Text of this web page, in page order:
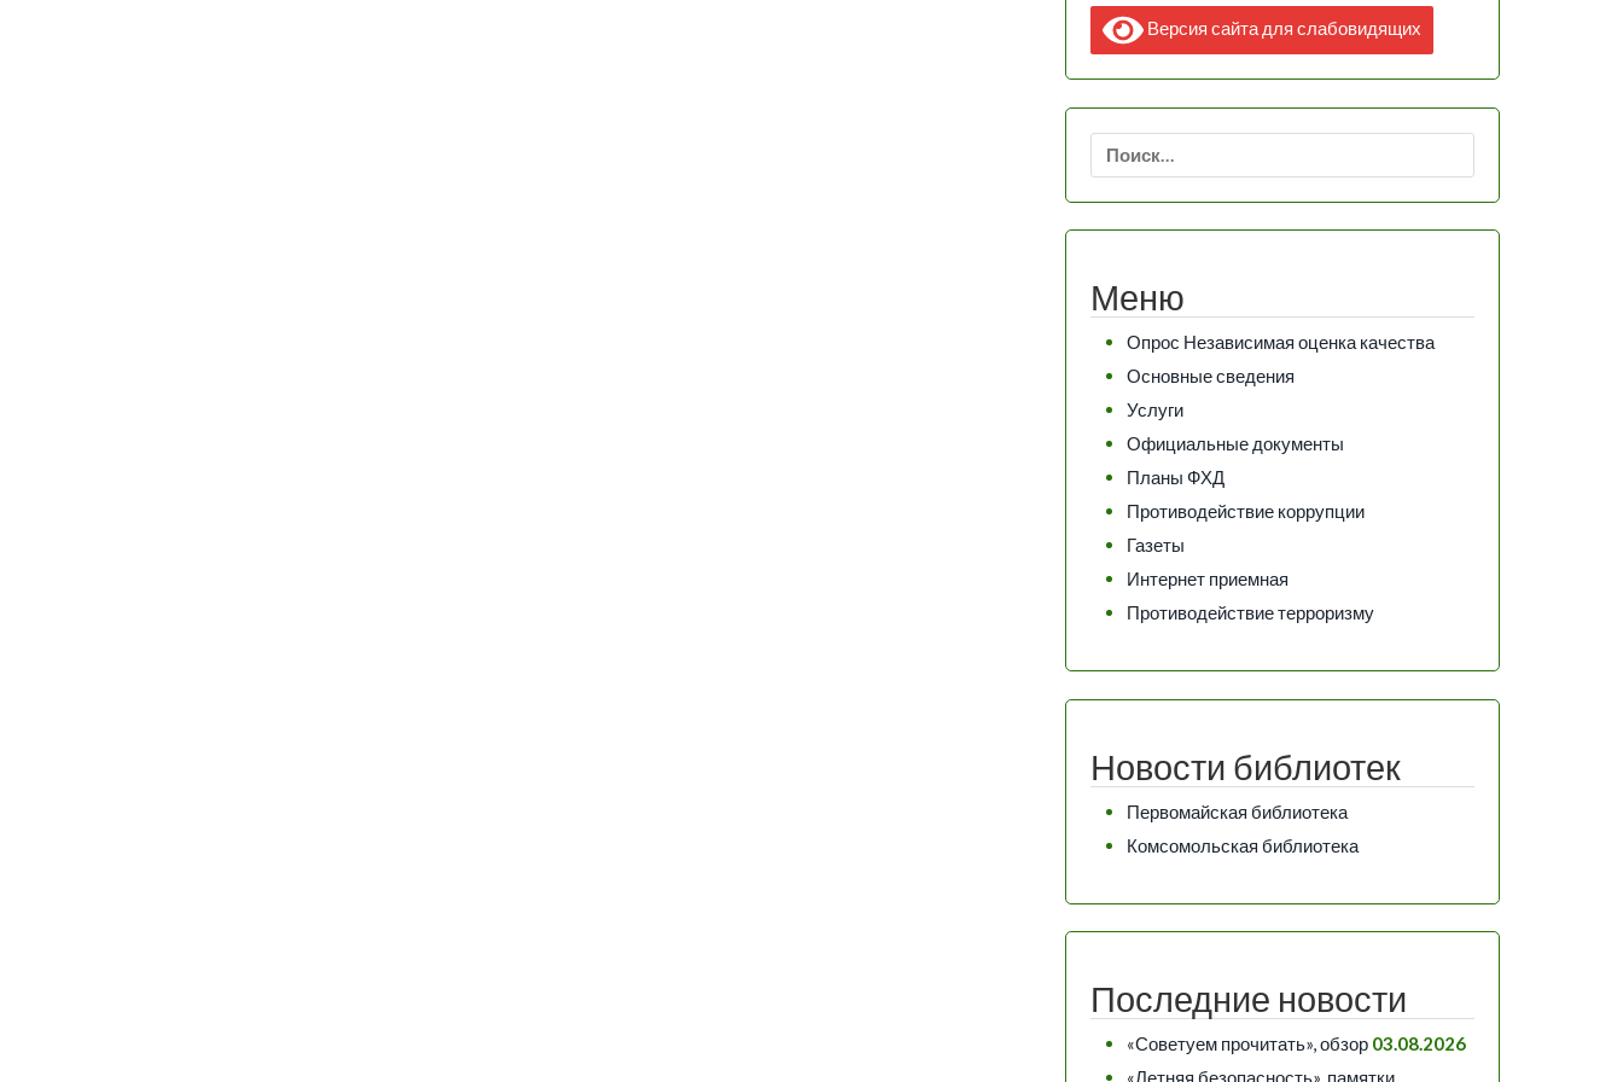
Версия сайта для слабовидящих
Найти:
Меню
Опрос Независимая оценка качества
Основные сведения
Услуги
Официальные документы
Планы ФХД
Противодействие коррупции
Газеты
Интернет приемная
Противодействие терроризму
Новости библиотек
Первомайская библиотека
Комсомольская библиотека
Последние новости
«Советуем прочитать», обзор 03.08.2026
«Летняя безопасность», памятки